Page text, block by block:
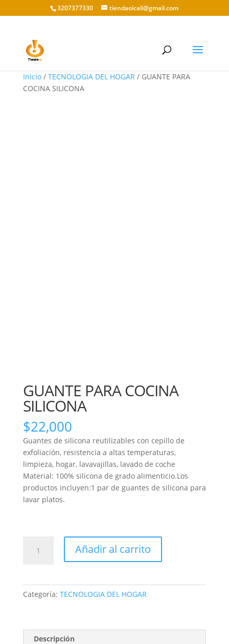
3207377330 tiendaoicali@gmail.com
Inicio/ TECNOLOGIA DEL HOGAR/ GUANTE PARA
COCINA SILICONA
GUANTE PARA COCINA
SILICONA
$22,000
Guantes de silicona reutilizables con cepillo de
exfoliación, resistencia a altas temperaturas,
limpieza, hogar, lavavajillas, lavado de coche
Material: 100% silicona de grado alimenticio.Los
productos incluyen:1 par de guantes de silicona para
lavar platos.
PARA
Añadir al carrito
Categoría: TECNOLOGIA DEL HOGAR
Descripción